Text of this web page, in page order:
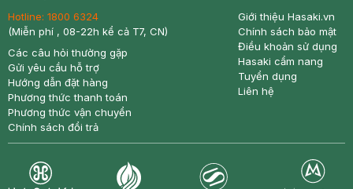
Hotline: 1800 6324
(Miễn phí , 08-22h kể cả T7, CN)
Các câu hỏi thường gặp
Gửi yêu cầu hỗ trợ
Hướng dẫn đặt hàng
Phương thức thanh toán
Phương thức vận chuyển
Chính sách đổi trả
Giới thiệu Hasaki.vn
Chính sách bảo mật
Điều khoản sử dụng
Hasaki cẩm nang
Tuyển dụng
Liên hệ